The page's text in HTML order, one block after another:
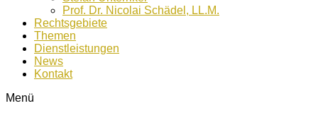
Prof. Dr. Nicolai Schädel, LL.M.
Rechtsgebiete
Themen
Dienstleistungen
News
Kontakt
Menü